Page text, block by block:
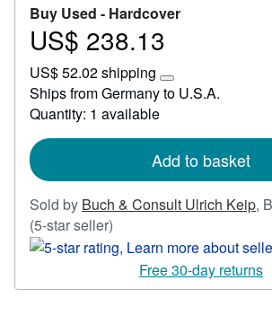
Buy Used - Hardcover
Price
238.13
US$ 238.13
US$ 52.02 shipping
Learn
more
rates
Ships from Germany to U.S.A.
Quantity: 1 available
Add to basket
Sold by Buch & Consult Ulrich Keip,
(5-star seller)
rating
out
Free 30-day returns